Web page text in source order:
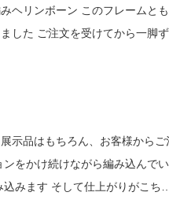
のフレームとも相
一脚ずつ
示品はもちろん、お客様からご